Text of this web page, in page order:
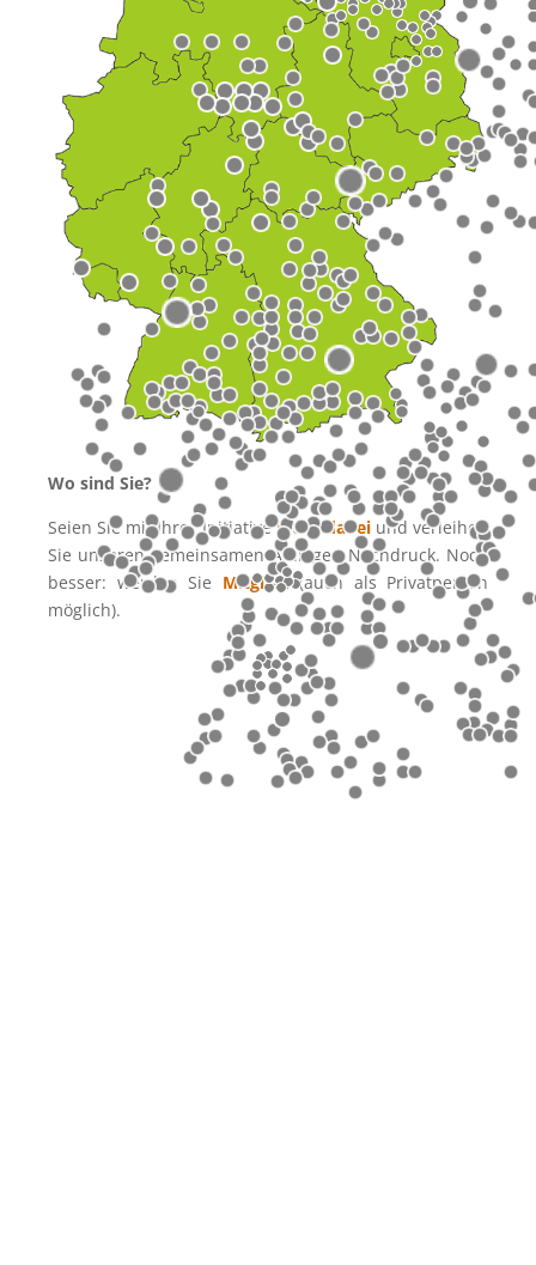
Wo sind Sie?
Seien Sie mit Ihrer Initiativeideell dabeiund verleihen
Sie unseren gemeinsamen Anliegen Nachdruck. Noch
besser: werden Sie Mitglied(auch als Privatperson
möglich).